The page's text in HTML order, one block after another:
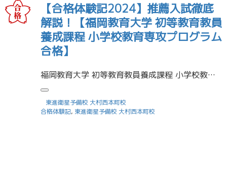
【合格体験記2024】推薦入試徹底
解説！【福岡教育大学 初等教育教員
養成課程 小学校教育専攻プログラム
合格】
福岡教育大学 初等教育教員養成課程 小学校教育専攻プログラム 合格 受験に役立った勉強法を教えてください 推薦入試だったので面接や小論文があって、先生になるためにどんなことが必要かだったり、今の教育現場の課題などの本を買 […]
東進衛星予備校 大村西本町校
合格体験記, 東進衛星予備校 大村西本町校